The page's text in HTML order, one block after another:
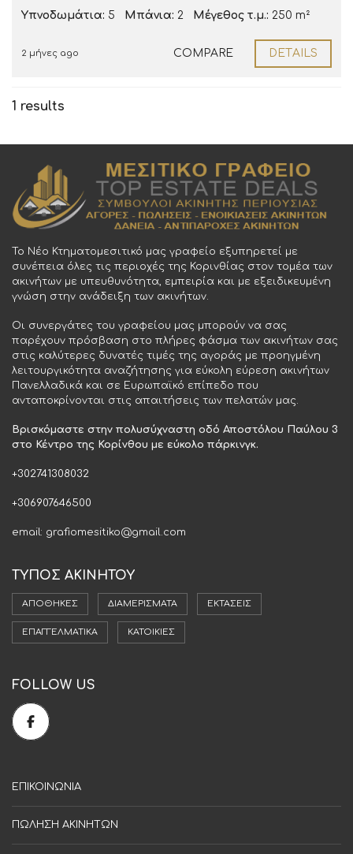
Υπνοδωμάτια: 5 Μπάνια: 2 Μέγεθος τ.μ.: 250 m²
2 μήνες ago COMPARE DETAILS
1 results
Το Νέο Κτηματομεσιτικό μας γραφείο εξυπηρετεί με
συνέπεια όλες τις περιοχές της Κορινθίας στον τομέα των
ακινήτων με υπευθυνότητα, εμπειρία και με εξειδικευμένη
γνώση στην ανάδειξη των ακινήτων.
Οι συνεργάτες του γραφείου μας μπορούν να σας
παρέχουν πρόσβαση στο πλήρες φάσμα των ακινήτων σας
στις καλύτερες δυνατές τιμές της αγοράς με προηγμένη
λειτουργικότητα αναζήτησης για εύκολη εύρεση ακινήτων
Πανελλαδικά και σε Ευρωπαϊκό επίπεδο που
ανταποκρίνονται στις απαιτήσεις των πελατών μας.
Βρισκόμαστε στην πολυσύχναστη οδό Αποστόλου Παύλου 3
στο Κέντρο της Κορίνθου με εύκολο πάρκινγκ.
+302741308032
+306907646500
email: grafiomesitiko@gmail.com
ΤΥΠΟΣ ΑΚΙΝΗΤΟΥ
ΑΠΟΘΉΚΕΣ ΔΙΑΜΕΡΊΣΜΑΤΑ ΕΚΤΆΣΕΙΣ
ΕΠΑΓΓΕΛΜΑΤΙΚΆ ΚΑΤΟΙΚΊΕΣ
FOLLOW US
ΕΠΙΚΟΙΝΩΝΙΑ
ΠΩΛΗΣΗ ΑΚΙΝΗΤΩΝ